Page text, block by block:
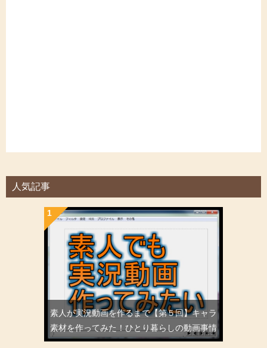
人気記事
素人が実況動画を作るまで【第５回】キャラ
素材を作ってみた！ひとり暮らしの動画事情